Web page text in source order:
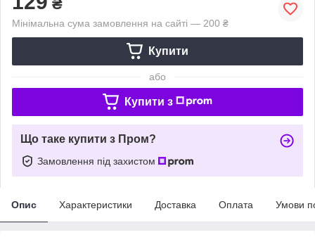
₴
Мінімальна сума замовлення на сайті — 200 ₴
Купити
або
Купити з
Що таке купити з Пром?
Замовлення під захистом
Опис Характеристики Доставка Оплата Умови